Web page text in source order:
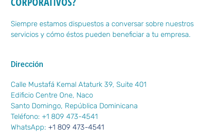
Siempre estamos dispuestos a conversar sobre nuestros
servicios y cómo éstos pueden beneficiar a tu empresa.
Dirección
Calle Mustafá Kemal Ataturk 39, Suite 401
Edificio Centre One, Naco
Santo Domingo, República Dominicana
Teléfono: +1 809 473-4541
WhatsApp:+1 809 473-4541